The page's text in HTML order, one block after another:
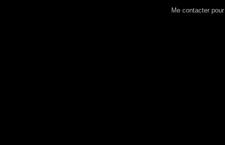
Me contacter